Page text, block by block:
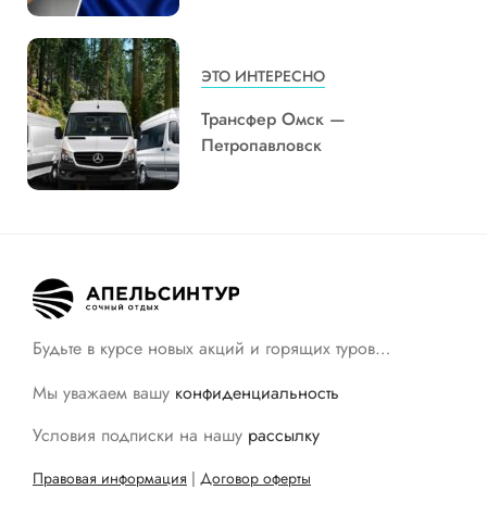
ЭТО ИНТЕРЕСНО
Трансфер Омск —
Петропавловск
Будьте в курсе новых акций и горящих туров…
Мы уважаем вашу конфиденциальность
Условия подписки на нашу рассылку
Правовая информация | Договор оферты